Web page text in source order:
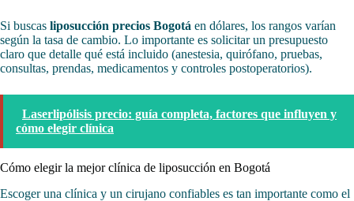
Si buscas liposucción precios Bogotá en dólares, los rangos varían
según la tasa de cambio. Lo importante es solicitar un presupuesto
claro que detalle qué está incluido (anestesia, quirófano, pruebas,
consultas, prendas, medicamentos y controles postoperatorios).
Laserlipólisis precio: guía completa, factores que influyen y
cómo elegir clínica
Cómo elegir la mejor clínica de liposucción en Bogotá
Escoger una clínica y un cirujano confiables es tan importante como el